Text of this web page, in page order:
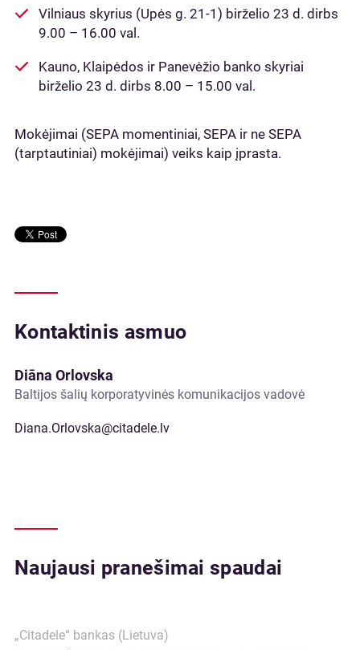
Vilniaus skyrius (Upės g. 21-1) birželio 23 d. dirbs
9.00 – 16.00 val.
Kauno, Klaipėdos ir Panevėžio banko skyriai
birželio 23 d. dirbs 8.00 – 15.00 val.
Mokėjimai (SEPA momentiniai, SEPA ir ne SEPA
(tarptautiniai) mokėjimai) veiks kaip įprasta.
Kontaktinis asmuo
Diāna Orlovska
Baltijos šalių korporatyvinės komunikacijos vadovė
Diana.Orlovska@citadele.lv
Naujausi pranešimai spaudai
„Citadele“ bankas (Lietuva)